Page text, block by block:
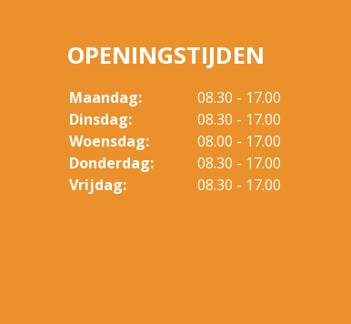
OPENINGSTIJDEN
Maandag:
08.30 - 17.00
Dinsdag:
08.30 - 17.00
Woensdag:
08.00 - 17.00
Donderdag:
08.30 - 17.00
Vrijdag:
08.30 - 17.00